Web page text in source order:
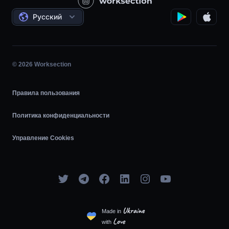
Почасовая работа
Соглашения
Русский
© 2026 Worksection
Правила пользования
Политика конфиденциальности
Управление Cookies
Made in Ukraine
with Love